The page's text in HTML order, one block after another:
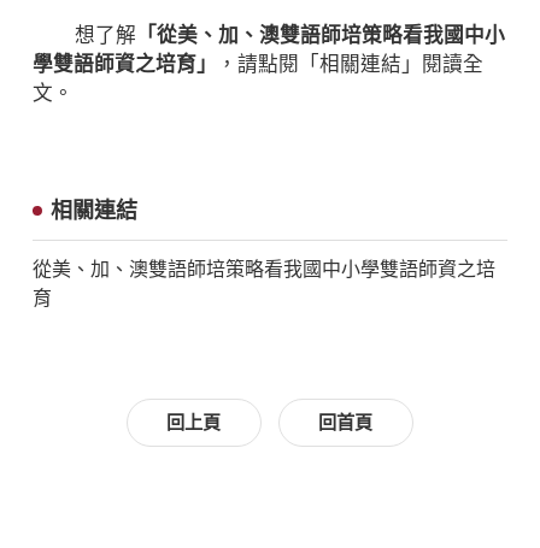
想了解 「從美、加、澳雙語師培策略看我國中小
學雙語師資之培育」
，請點閱「相關連結」閱讀全
文。
相關連結
從美、加、澳雙語師培策略看我國中小學雙語師資之培
育
回上頁 回首頁